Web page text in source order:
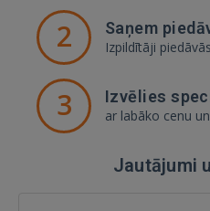
2 Saņem
Izpildītāji
3 Izvēlies
ar labāko cenu
Jautājumi